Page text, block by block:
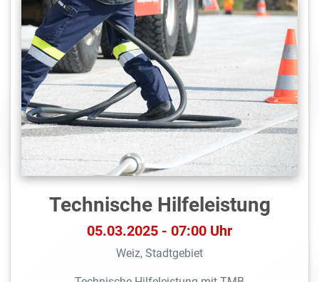
Technische Hilfeleistung
05.03.2025 - 07:00 Uhr
Weiz, Stadtgebiet